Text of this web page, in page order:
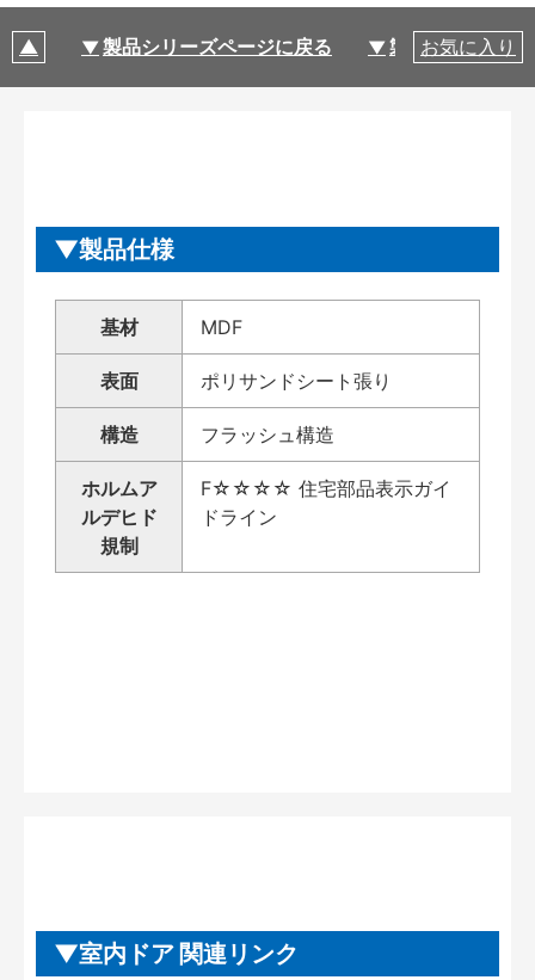
製品シリーズページに戻る 製品仕様
お気に入り
製品仕様
基材 MDF
表面 ポリサンドシート張り
構造 フラッシュ構造
ホルムア
ルデヒド
規制
F☆☆☆☆ 住宅部品表示ガイ
ドライン
室内ドア 関連リンク